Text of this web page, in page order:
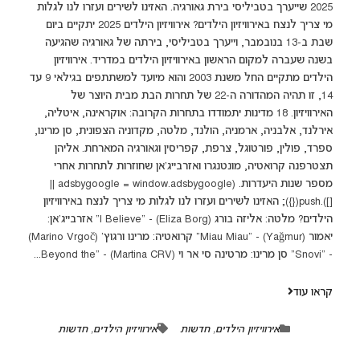
2025 שייערך בטביליסי בירת גאורגיה. האזינו לשירים ועזרו לנו לגלות
מי צריך לנצח באירוויזיון הילדים? אירוויזיון הילדים 2025 יתקיים ביום
שבת ב-13 בנובמבר, וייערך בטביליסי, בירתה של גאורגיה שהגיעה
בשנה שעברה למקום הראשון באירוויזיון הילדים במדריד. אירוויזיון
הילדים מתקיים החל משנת 2003 והוא מיועד למשתתפים בגילאי 9 עד
14, זו תהיה המהדורה ה-22 של תחרות הבת מבית היוצר של
האירוויזיון. 18 מדינות יתמודדו בתחרות הקרובה: אוקראינה, איטליה,
אירלנד, אלבניה, ארמניה, הולנד, מלטה, מקדוניה הצפונית, סן מרינו,
ספרד, פולין, פורטוגל, צרפת, קפריסין וגאורגיה המארחת. אליהן
תצטרפנה קרואטיה, מונטנגרו ואזרבייג'אן שחוזרות לתחרות אחרי
[]).push({}); האזינו לשירים ועזרו לנו לגלות מי צריך לנצח באירוויזיון
הילדים? מלטה: אליזה בורג (Eliza Borg) - "I Believe" אזרבייג'אן:
יאמור (Yağmur) - "Miau Miau" קרואטיה: מרינו ורגוץ' (Marino Vrgoč)
- "Snovi" סן מרינו: מרטינה סי אר וי (Martina CRV) - "Beyond the...
קראו עוד
אירוויזיון הילדים,חדשות אירוויזיון הילדים,חדשות